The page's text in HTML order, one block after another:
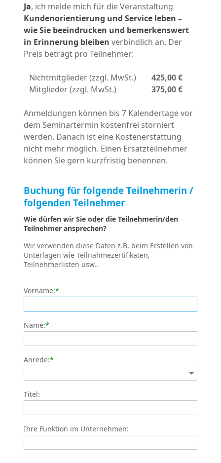
Ja, ich melde mich für die Veranstaltung
Kundenorientierung und Service leben –
wie Sie beeindrucken und bemerkenswert
in Erinnerung bleiben verbindlich an. Der
Preis beträgt pro Teilnehmer:
Nichtmitglieder (zzgl. MwSt.)
425,00 €
Mitglieder (zzgl. MwSt.)
375,00 €
Anmeldungen können bis 7 Kalendertage vor
dem Seminartermin kostenfrei storniert
werden. Danach ist eine Kostenerstattung
nicht mehr möglich. Einen Ersatzteilnehmer
können Sie gern kurzfristig benennen.
Buchung für folgende Teilnehmerin /
folgenden Teilnehmer
Wie dürfen wir Sie oder die Teilnehmerin/den
Teilnehmer ansprechen?
Wir verwenden diese Daten z.B. beim Erstellen von
Unterlagen wie Teilnahmezertifikaten,
Teilnehmerlisten usw..
Vorname:*
Name:*
Anrede:*
Titel:
Ihre Funktion im Unternehmen: